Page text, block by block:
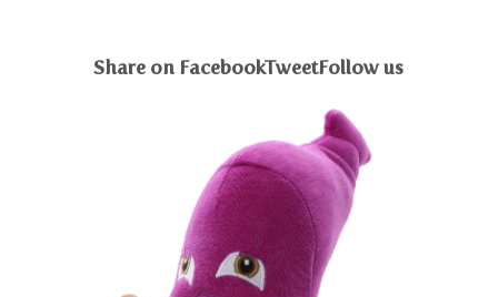
Share on FacebookTweetFollow us